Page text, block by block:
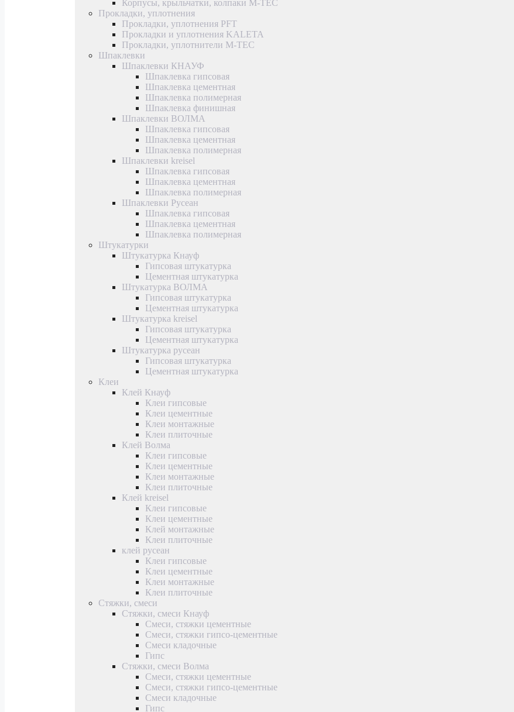
Корпусы, крыльчатки, колпаки M-TEC
Прокладки, уплотнения
Прокладки, уплотнения PFT
Прокладки и уплотнения KALETA
Прокладки, уплотнители M-TEC
Шпаклевки
Шпаклевки КНАУФ
Шпаклевка гипсовая
Шпаклевка цементная
Шпаклевка полимерная
Шпаклевка финишная
Шпаклевки ВОЛМА
Шпаклевка гипсовая
Шпаклевка цементная
Шпаклевка полимерная
Шпаклевки kreisel
Шпаклевка гипсовая
Шпаклевка цементная
Шпаклевка полимерная
Шпаклевки Русеан
Шпаклевка гипсовая
Шпаклевка цементная
Шпаклевка полимерная
Штукатурки
Штукатурка Кнауф
Гипсовая штукатурка
Цементная штукатурка
Штукатурка ВОЛМА
Гипсовая штукатурка
Цементная штукатурка
Штукатурка kreisel
Гипсовая штукатурка
Цементная штукатурка
Штукатурка русеан
Гипсовая штукатурка
Цементная штукатурка
Клеи
Клей Кнауф
Клеи гипсовые
Клеи цементные
Клеи монтажные
Клеи плиточные
Клей Волма
Клеи гипсовые
Клеи цементные
Клеи монтажные
Клеи плиточные
Клей kreisel
Клеи гипсовые
Клеи цементные
Клей монтажные
Клеи плиточные
клей русеан
Клеи гипсовые
Клеи цементные
Клеи монтажные
Клеи плиточные
Стяжки, смеси
Стяжки, смеси Кнауф
Смеси, стяжки цементные
Смеси, стяжки гипсо-цементные
Смеси кладочные
Гипс
Стяжки, смеси Волма
Смеси, стяжки цементные
Смеси, стяжки гипсо-цементные
Смеси кладочные
Гипс